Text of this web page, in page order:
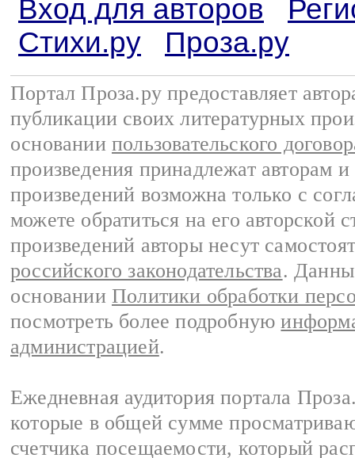
Вход для авторов
Стихи.ру
Проза.ру
Портал Проза.ру предоставляет
публикации своих литературных
основании пользовательского
произведения принадлежат авторам
произведений возможна только с
можете обратиться на его авторской
произведений авторы несут
российского законодательства.
основании Политики обработки
посмотреть более подробную
администрацией.
Ежедневная аудитория портала
которые в общей сумме
счетчика посещаемости, который